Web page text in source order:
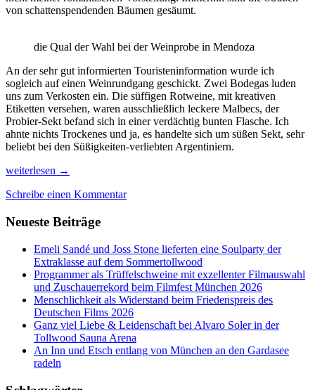
von schattenspendenden Bäumen gesäumt.
die Qual der Wahl bei der Weinprobe in Mendoza
An der sehr gut informierten Touristeninformation wurde ich
sogleich auf einen Weinrundgang geschickt. Zwei Bodegas luden
uns zum Verkosten ein. Die süffigen Rotweine, mit kreativen
Etiketten versehen, waren ausschließlich leckere Malbecs, der
Probier-Sekt befand sich in einer verdächtig bunten Flasche. Ich
ahnte nichts Trockenes und ja, es handelte sich um süßen Sekt, sehr
beliebt bei den Süßigkeiten-verliebten Argentiniern.
Von
Wein-
Mendoza
Uspallata
Gebirgstal
weiterlesen →
Schreibe einen Kommentar
Neueste Beiträge
Emeli Sandé und Joss Stone lieferten eine Soulparty der
Extraklasse auf dem Sommertollwood
Programmer als Trüffelschweine mit exzellenter Filmauswahl
und Zuschauerrekord beim Filmfest München 2026
Menschlichkeit als Widerstand beim Friedenspreis des
Deutschen Films 2026
Ganz viel Liebe & Leidenschaft bei Alvaro Soler in der
Tollwood Sauna Arena
An Inn und Etsch entlang von München an den Gardasee
radeln